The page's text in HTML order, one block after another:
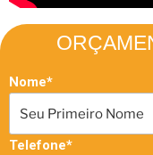
Nome*
Telefone*